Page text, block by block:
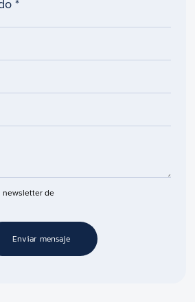
newsletter de
Enviar mensaje